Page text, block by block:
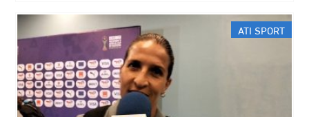
ATI SPORT